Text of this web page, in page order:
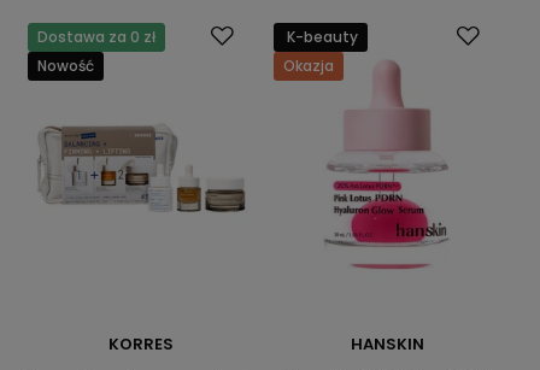
Dostawa za 0 zł
Nowość
KORRES
K-beauty
Okazja
HANSKIN